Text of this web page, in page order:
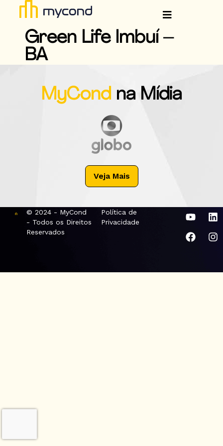
Green Life Imbuí –
BA
MyCond na Mídia
Veja Mais
© 2024 - MyCond
- Todos os Direitos
Reservados
Política de
Privacidade